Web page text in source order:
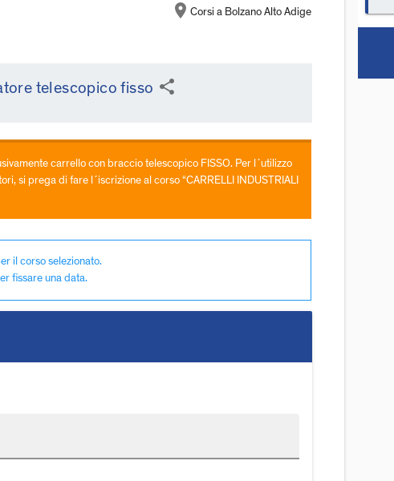
location_on Corsi a Bolzano Alto Adige
telescopico fisso share
carrello con braccio telescopico FISSO. Per l´utilizzo
si prega di fare l´iscrizione al corso “CARRELLI INDUSTRIALI
il corso selezionato.
fissare una data.